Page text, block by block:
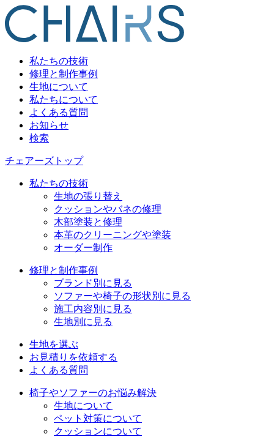
私たちの技術
修理と制作事例
生地について
私たちについて
よくある質問
お知らせ
検索
チェアーズトップ
私たちの技術
生地の張り替え
クッションやバネの修理
木部塗装と修理
本革のクリーニングや塗装
オーダー制作
修理と制作事例
ブランド別に見る
ソファーや椅子の形状別に見る
施工内容別に見る
生地別に見る
生地を選ぶ
お見積りを依頼する
よくある質問
椅子やソファーのお悩み解決
生地について
ペット対策について
クッションについて